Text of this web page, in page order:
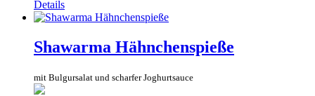
Details
Shawarma Hähnchenspieße
mit Bulgursalat und scharfer Joghurtsauce